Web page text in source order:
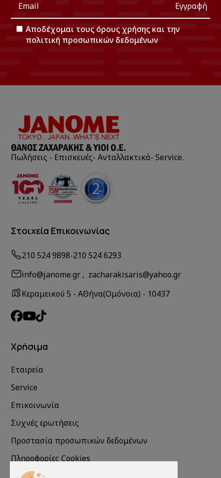
Εγγραφή
Αποδέχομαι τους όρους χρήσης και την
πολιτική προσωπικών δεδομένων
Πωλήσεις - Επισκευές- Ανταλλακτικά- Service.
Στοιχεία Επικοινωνίας
210 524 9898-210 524 6293
info@janome.gr , zacharakisaris@yahoo.gr
Κεραμεικού 5 - ΑΘήνα(Ομόνοια) - 10437
Χρήσιμα
Εταιρεία
Service
Επικοινωνία
Συχνές ερωτήσεις
Προστασία προσωπικών δεδομένων
Πληροφορίες Cookies